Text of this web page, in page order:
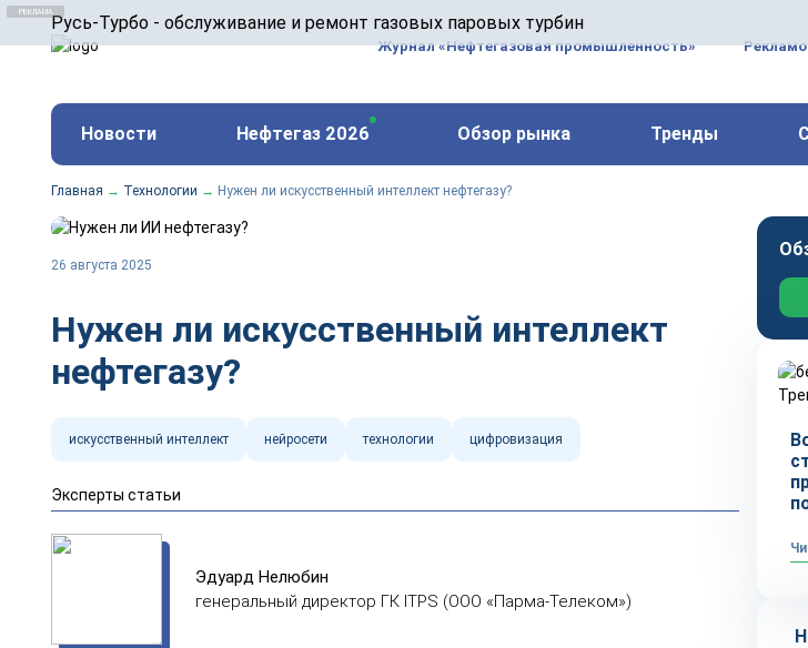
Русь-Турбо - обслуживание и ремонт газовых паровых турбин
ООО «Русь-Турбо» занимается сервисом газовых и паровых турбин, комплексным
оборудования ТЭС, зарубежных поршневых машин и компрессоров, которые работают
и других предприятиях.
Реклама. ООО «Русь-Турбо», ИНН 7802588950
erid: F7NfYUJCUneVdwPs4znf
Журнал «Нефтегазовая промышленность»
Новости Нефтегаз 2026 Обзор рынка Тренды
Главная → Технологии → Нужен ли искусственный интеллект нефтегазу?
26 августа 2025
Нужен ли искусственный интеллект
нефтегазу?
искусственный интеллект нейросети технологии цифровизация
Эксперты статьи
Эдуард Нелюбин
генеральный директор ГК ITPS (ООО «Парма-Телеком»)